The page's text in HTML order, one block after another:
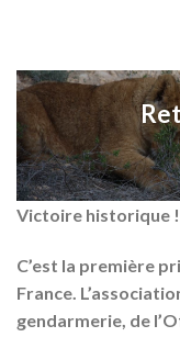
Victoire historique !
C’est la première
France.
gendarmerie, de